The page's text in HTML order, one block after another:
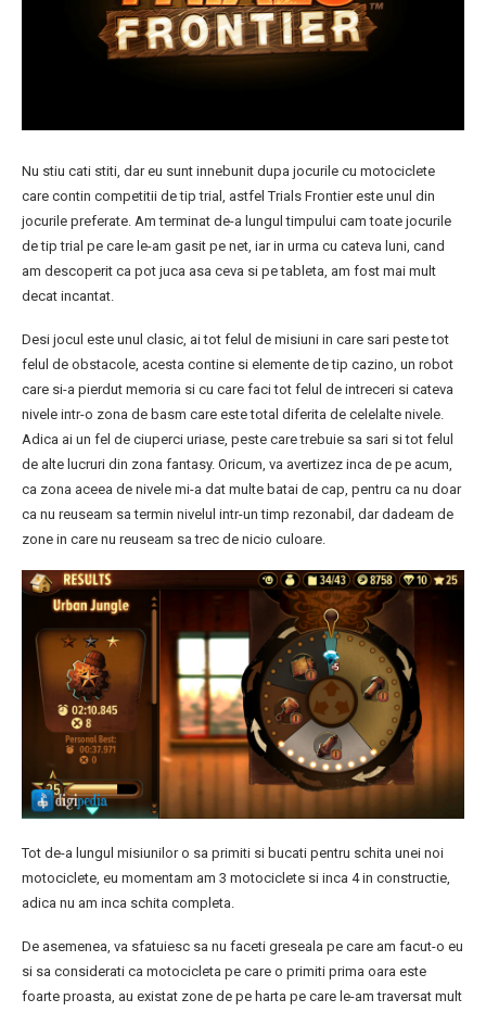
Nu stiu cati stiti, dar eu sunt innebunit dupa jocurile cu motociclete
care contin competitii de tip trial, astfel Trials Frontier este unul din
jocurile preferate. Am terminat de-a lungul timpului cam toate jocurile
de tip trial pe care le-am gasit pe net, iar in urma cu cateva luni, cand
am descoperit ca pot juca asa ceva si pe tableta, am fost mai mult
decat incantat.
Desi jocul este unul clasic, ai tot felul de misiuni in care sari peste tot
felul de obstacole, acesta contine si elemente de tip cazino, un robot
care si-a pierdut memoria si cu care faci tot felul de intreceri si cateva
nivele intr-o zona de basm care este total diferita de celelalte nivele.
Adica ai un fel de ciuperci uriase, peste care trebuie sa sari si tot felul
de alte lucruri din zona fantasy. Oricum, va avertizez inca de pe acum,
ca zona aceea de nivele mi-a dat multe batai de cap, pentru ca nu doar
ca nu reuseam sa termin nivelul intr-un timp rezonabil, dar dadeam de
zone in care nu reuseam sa trec de nicio culoare.
Tot de-a lungul misiunilor o sa primiti si bucati pentru schita unei noi
motociclete, eu momentam am 3 motociclete si inca 4 in constructie,
adica nu am inca schita completa.
De asemenea, va sfatuiesc sa nu faceti greseala pe care am facut-o eu
si sa considerati ca motocicleta pe care o primiti prima oara este
foarte proasta, au existat zone de pe harta pe care le-am traversat mult